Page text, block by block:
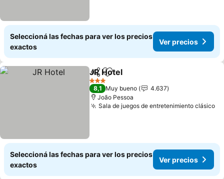
Seleccioná las fechas para ver los precios
exactos
Ver precios
CompartirAñadir a favoritos
JR Hotel
3 Estrellas
8,1 Muy bueno
4.637
João Pessoa
Sala de juegos de entretenimiento clásico
Seleccioná las fechas para ver los precios
exactos
Ver precios